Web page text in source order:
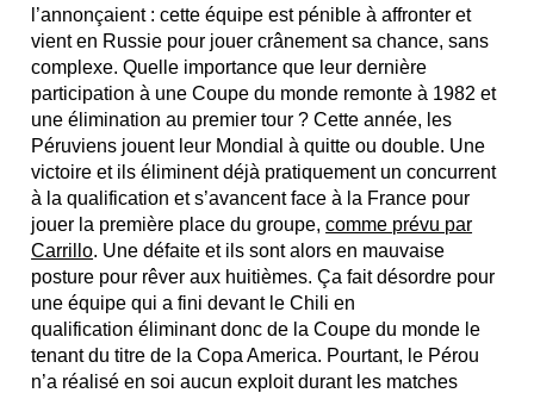
l’annonçaient : cette équipe est pénible à affronter et
vient en Russie pour jouer crânement sa chance, sans
complexe. Quelle importance que leur dernière
participation à une Coupe du monde remonte à 1982 et
une élimination au premier tour ? Cette année, les
Péruviens jouent leur Mondial à quitte ou double. Une
victoire et ils éliminent déjà pratiquement un concurrent
à la qualification et s’avancent face à la France pour
jouer la première place du groupe,comme prévu par
Carrillo. Une défaite et ils sont alors en mauvaise
posture pour rêver aux huitièmes. Ça fait désordre pour
une équipe qui a fini devant le Chili en
qualification éliminant donc de la Coupe du monde le
tenant du titre de la Copa America. Pourtant, le Pérou
n’a réalisé en soi aucun exploit durant les matches